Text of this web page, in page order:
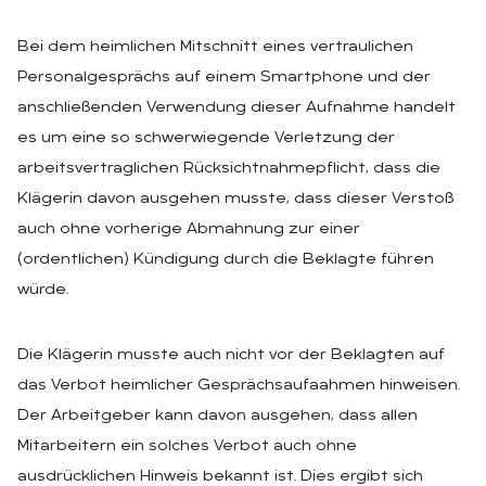
Bei dem heimlichen Mitschnitt eines vertraulichen
Personalgesprächs auf einem Smartphone und der
anschließenden Verwendung dieser Aufnahme handelt
es um eine so schwerwiegende Verletzung der
arbeitsvertraglichen Rücksichtnahmepflicht, dass die
Klägerin davon ausgehen musste, dass dieser Verstoß
auch ohne vorherige Abmahnung zur einer
(ordentlichen) Kündigung durch die Beklagte führen
würde.
Die Klägerin musste auch nicht vor der Beklagten auf
das Verbot heimlicher Gesprächsaufaahmen hinweisen.
Der Arbeitgeber kann davon ausgehen, dass allen
Mitarbeitern ein solches Verbot auch ohne
ausdrücklichen Hinweis bekannt ist. Dies ergibt sich